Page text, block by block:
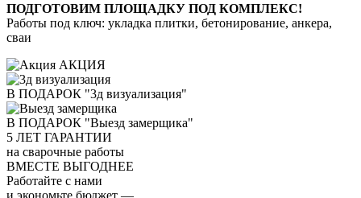
ПОДГОТОВИМ ПЛОЩАДКУ ПОД КОМПЛЕКС!
Работы под ключ: укладка плитки, бетонирование, анкера,
сваи
АКЦИЯ
В ПОДАРОК "3д визуализация"
В ПОДАРОК "Выезд замерщика"
5 ЛЕТ ГАРАНТИИ
на сварочные работы
ВМЕСТЕ ВЫГОДНЕЕ
Работайте с нами
и экономьте бюджет —